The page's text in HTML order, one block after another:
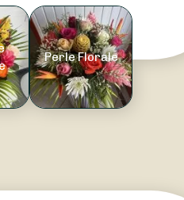
Perle Florale